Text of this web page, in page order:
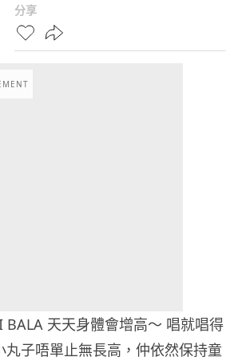
分享
BALA 天天身體會增高～ 唱就唱得
丸子唔單止無長高，仲依然保持童